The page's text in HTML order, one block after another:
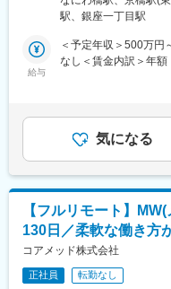
◎お昼休みの時間帯も
す。
（自分の業務が終わる
・会議や打ち合わせ
います）が発生します。
※国内出張の頻度は
ん。）
■ワークライフバラン
同社は、個人が最大
りに注力しております
女性社員も多く、産休
誇っており、長期就
中心とした、コンサ
臨床開発の上流工程か
略策定を支援するポジ
・規制当局（PMDA等
・治験相談戦略の立
連携しながら分担して
・戦略立案から規制対
体を俯瞰した視点を
■教育体制：
通常医薬品メーカー出
13階 受動喫煙対策：
駅、銀座一丁目駅
給与
＜予定年収＞500万円
なし＜賃金内訳＞年
安の金額であり、選
(月額)は固定手当を含
気になる
【フルリモート】
130日／柔軟な働き方
コアメッド株式会社
正社員 転勤なし